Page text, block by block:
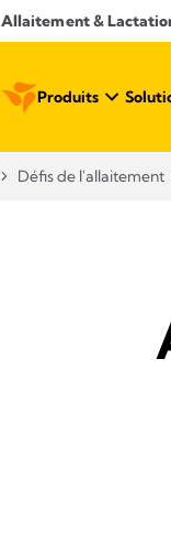
Allaitement &
Produits
Défis de l'allaitement